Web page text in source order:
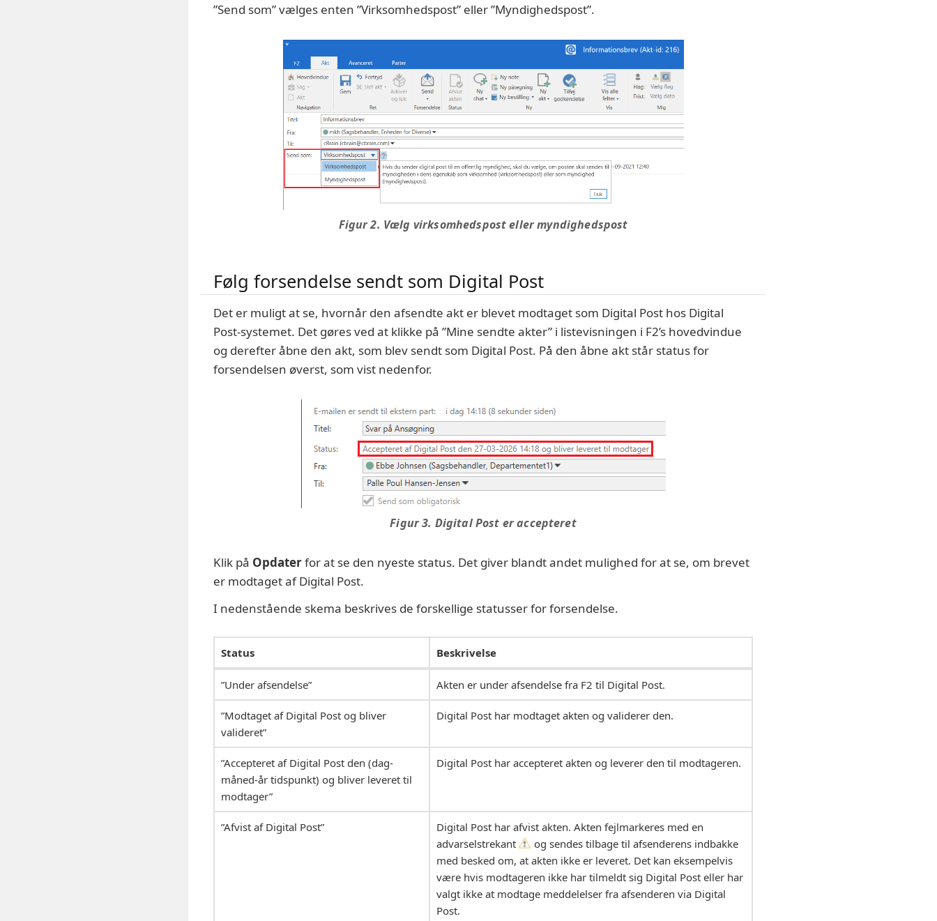
”Send som” vælges enten ”Virksomhedspost” eller ”Myndighedspost”.
Figur 2. Vælg virksomhedspost eller myndighedspost
Følg forsendelse sendt som Digital Post
Det er muligt at se, hvornår den afsendte akt er blevet modtaget som Digital Post hos Digital
Post-systemet. Det gøres ved at klikke på ”Mine sendte akter” i listevisningen i F2’s hovedvindue
og derefter åbne den akt, som blev sendt som Digital Post. På den åbne akt står status for
forsendelsen øverst, som vist nedenfor.
Figur 3. Digital Post er accepteret
Klik på Opdaterfor at se den nyeste status. Det giver blandt andet mulighed for at se, om brevet
er modtaget af Digital Post.
I nedenstående skema beskrives de forskellige statusser for forsendelse.
Status Beskrivelse
”Under afsendelse” Akten er under afsendelse fra F2 til Digital Post.
”Modtaget af Digital Post og bliver
valideret”
Digital Post har modtaget akten og validerer den.
”Accepteret af Digital Post den (dag-
måned-år tidspunkt) og bliver leveret til
modtager”
Digital Post har accepteret akten og leverer den til modtageren.
”Afvist af Digital Post”
Digital Post har afvist akten. Akten fejlmarkeres med en
advarselstrekant
og sendes tilbage til afsenderens indbakke
med besked om, at akten ikke er leveret. Det kan eksempelvis
være hvis modtageren ikke har tilmeldt sig Digital Post eller har
valgt ikke at modtage meddelelser fra afsenderen via Digital
Post.